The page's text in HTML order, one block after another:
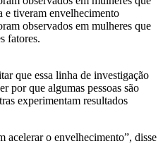
e tiveram envelhecimento
observados em mulheres que
fatores.
que essa linha de investigação
por que algumas pessoas são
experimentam resultados
acelerar o envelhecimento”, disse